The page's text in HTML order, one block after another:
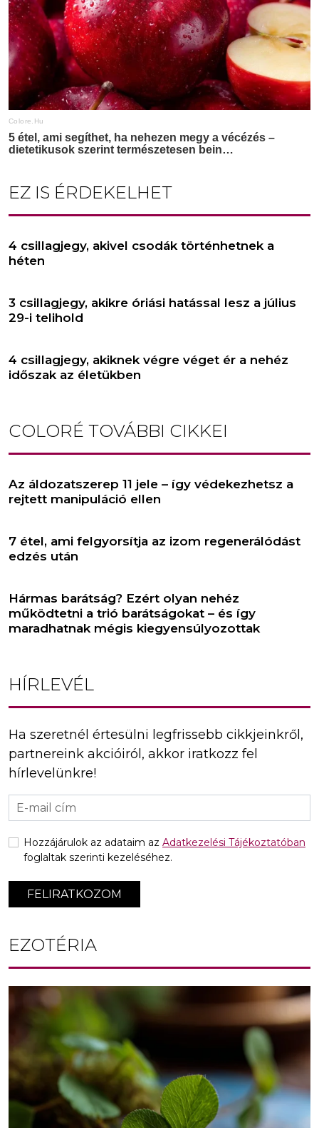
EZ IS ÉRDEKELHET
4 csillagjegy, akivel csodák történhetnek a
héten
3 csillagjegy, akikre óriási hatással lesz a július
29-i telihold
4 csillagjegy, akiknek végre véget ér a nehéz
időszak az életükben
COLORÉ TOVÁBBI CIKKEI
Az áldozatszerep 11 jele – így védekezhetsz a
rejtett manipuláció ellen
7 étel, ami felgyorsítja az izom regenerálódást
edzés után
Hármas barátság? Ezért olyan nehéz
működtetni a trió barátságokat – és így
maradhatnak mégis kiegyensúlyozottak
HÍRLEVÉL
Ha szeretnél értesülni legfrissebb cikkjeinkről,
partnereink akcióiról, akkor iratkozz fel
hírlevelünkre!
FELIRATKOZOM
Hozzájárulok az adataim az Adatkezelési Tájékoztatóban
foglaltak szerinti kezeléséhez.
EZOTÉRIA